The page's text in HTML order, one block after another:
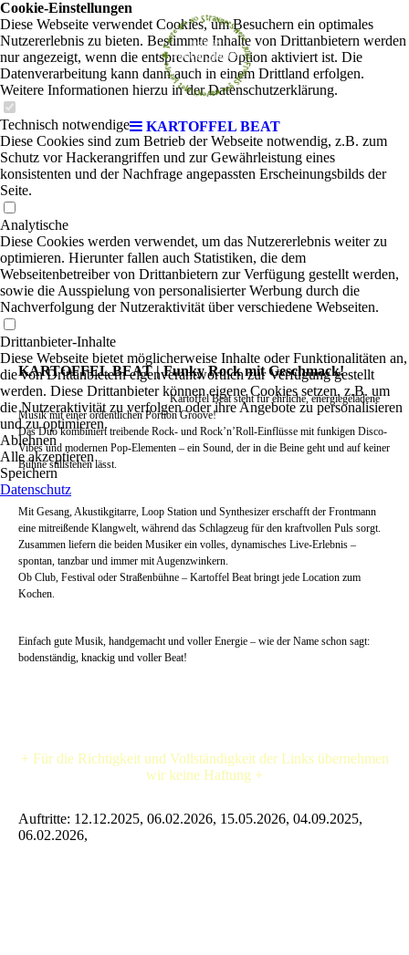
KARTOFFEL BEAT
KARTOFFEL BEAT| Funky Rock mit Geschmack!
Kartoffel Beat steht für ehrliche, energiegeladene
Musik mit einer ordentlichen Portion Groove!
Das Duo kombiniert treibende Rock- und Rock’n’Roll-Einflüsse mit funkigen Disco-
Vibes und modernen Pop-Elementen – ein Sound, der in die Beine geht und auf keiner
Bühne stillstehen lässt.
Mit Gesang, Akustikgitarre, Loop Station und Synthesizer erschafft der Frontmann
eine mitreißende Klangwelt, während das Schlagzeug für den kraftvollen Puls sorgt.
Zusammen liefern die beiden Musiker ein volles, dynamisches Live-Erlebnis –
spontan, tanzbar und immer mit Augenzwinkern.
Ob Club, Festival oder Straßenbühne – Kartoffel Beat bringt jede Location zum
Kochen.
Einfach gute Musik, handgemacht und voller Energie – wie der Name schon sagt:
bodenständig, knackig und voller Beat!
+ Für die Richtigkeit und Vollständigkeit der Links übernehmen
wir keine Haftung +
Auftritte: 12.12.2025, 06.02.2026, 15.05.2026, 04.09.2025,
06.02.2026,
Cookie-Einstellungen
Diese Webseite verwendet Cookies, um Besuchern ein optimales
Nutzererlebnis zu bieten. Bestimmte Inhalte von Drittanbietern werden
nur angezeigt, wenn die entsprechende Option aktiviert ist. Die
Datenverarbeitung kann dann auch in einem Drittland erfolgen.
Weitere Informationen hierzu in der Datenschutzerklärung.
Technisch notwendige
Diese Cookies sind zum Betrieb der Webseite notwendig, z.B. zum
Schutz vor Hackerangriffen und zur Gewährleistung eines
konsistenten und der Nachfrage angepassten Erscheinungsbilds der
Seite.
Analytische
Diese Cookies werden verwendet, um das Nutzererlebnis weiter zu
optimieren. Hierunter fallen auch Statistiken, die dem
Webseitenbetreiber von Drittanbietern zur Verfügung gestellt werden,
sowie die Ausspielung von personalisierter Werbung durch die
Nachverfolgung der Nutzeraktivität über verschiedene Webseiten.
Drittanbieter-Inhalte
Diese Webseite bietet möglicherweise Inhalte oder Funktionalitäten an,
die von Drittanbietern eigenverantwortlich zur Verfügung gestellt
werden. Diese Drittanbieter können eigene Cookies setzen, z.B. um
die Nutzeraktivität zu verfolgen oder ihre Angebote zu personalisieren
und zu optimieren.
Ablehnen
Alle akzeptieren
Speichern
Datenschutz